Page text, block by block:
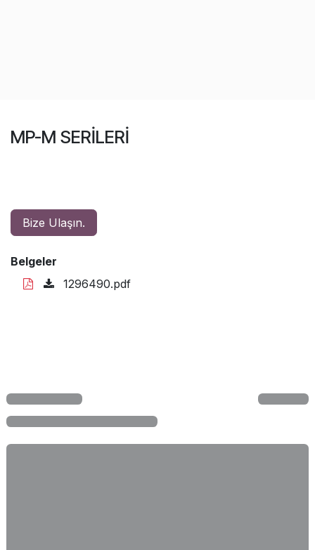
MP-M SERİLERİ
Bize Ulaşın.
Belgeler
1296490.pdf